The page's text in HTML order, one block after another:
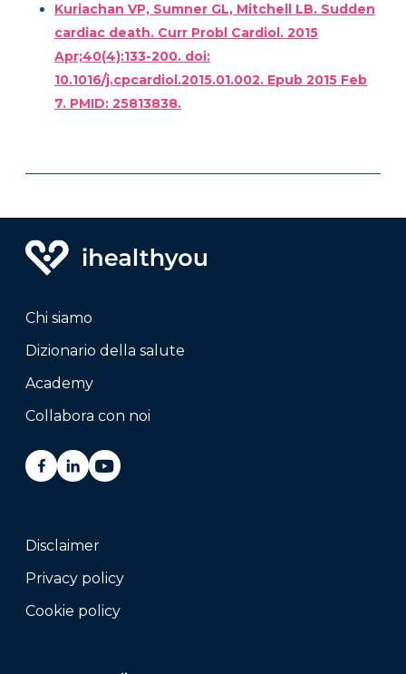
Kuriachan VP, Sumner GL, Mitchell LB. Sudden
cardiac death. Curr Probl Cardiol. 2015
Apr;40(4):133-200. doi:
10.1016/j.cpcardiol.2015.01.002. Epub 2015 Feb
7. PMID: 25813838.
Chi siamo
Dizionario della salute
Academy
Collabora con noi
Disclaimer
Privacy policy
Cookie policy